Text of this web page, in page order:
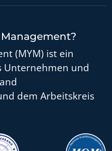
(MYM) ist ein
Unternehmen und
dem Arbeitskreis
IMCI
MYM - Mitglied im